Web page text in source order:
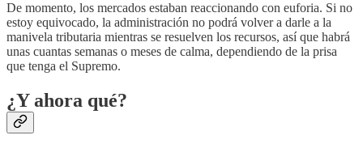
De momento, los mercados estaban reaccionando con euforia. Si no
estoy equivocado, la administración no podrá volver a darle a la
manivela tributaria mientras se resuelven los recursos, así que habrá
unas cuantas semanas o meses de calma, dependiendo de la prisa
que tenga el Supremo.
¿Y ahora qué?